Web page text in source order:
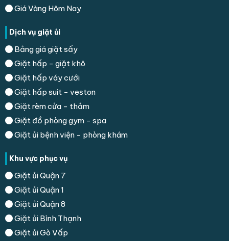
Giá Vàng Hôm Nay
Dịch vụ giặt ủi
Bảng giá giặt sấy
Giặt hấp - giặt khô
Giặt hấp váy cưới
Giặt hấp suit - veston
Giặt rèm cửa - thảm
Giặt đồ phòng gym - spa
Giặt ủi bệnh viện - phòng khám
Khu vực phục vụ
Giặt ủi Quận 7
Giặt ủi Quận 1
Giặt ủi Quận 8
Giặt ủi Bình Thạnh
Giặt ủi Gò Vấp